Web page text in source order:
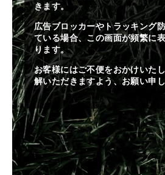
きます。
広告ブロッカーやトラッキング
ている場合、この画面が頻繁に
ります。
お客様にはご不便をおかけいた
解いただきますよう、お願い申